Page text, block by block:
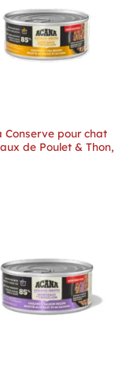
Conserve pour chat
de Poulet & Thon,